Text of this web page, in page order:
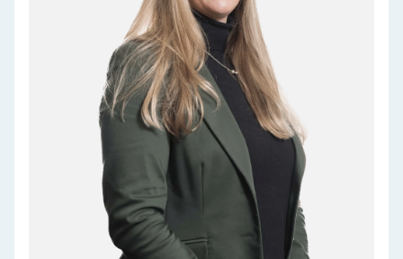
Indeling van de woning:
Begane grond:
Via het pad naast de oprit bereik je de voordeur
aan de zijkant van de woning. Na binnenkomst
word je verwelkomd in een ruime en fraai
afgewerkte entreehal. Vanuit hier is er toegang tot
een moderne toiletruimte met zwevend toilet en
fonteintje, de meterkast, de trapopgang naar de
eerste verdieping, de trapkast en de woonkamer.